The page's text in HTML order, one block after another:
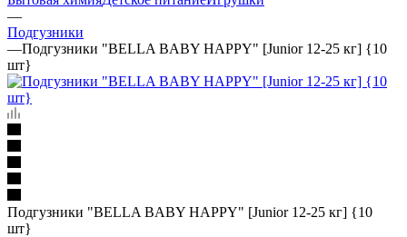
—
Подгузники
—Подгузники "BELLA BABY HAPPY" [Junior 12-25 кг] {10
шт}
Подгузники "BELLA BABY HAPPY" [Junior 12-25 кг] {10
шт}